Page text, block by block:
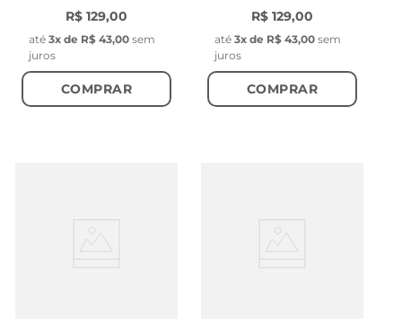
R$ 129,00
até 3x de R$ 43,00 sem
juros
COMPRAR
R$ 129,00
até 3x de R$ 43,00 sem
juros
COMPRAR